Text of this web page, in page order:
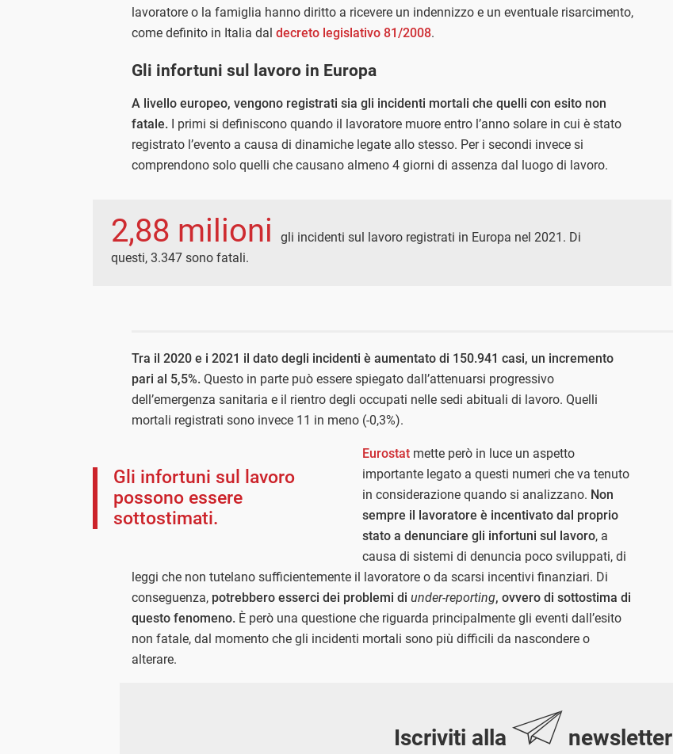
lavoratore o la famiglia hanno diritto a ricevere un indennizzo e un eventuale risarcimento,
come definito in Italia dal decreto legislativo 81/2008.
Gli infortuni sul lavoro in Europa
A livello europeo, vengono registrati sia gli incidenti mortali che quelli con esito non
fatale. I primi si definiscono quando il lavoratore muore entro l’anno solare in cui è stato
registrato l’evento a causa di dinamiche legate allo stesso. Per i secondi invece si
comprendono solo quelli che causano almeno 4 giorni di assenza dal luogo di lavoro.
2,88 milioni
gli incidenti sul lavoro registrati in Europa nel 2021. Di
questi, 3.347 sono fatali.
Tra il 2020 e i 2021 il dato degli incidenti è aumentato di 150.941 casi, un incremento
pari al 5,5%. Questo in parte può essere spiegato dall’attenuarsi progressivo
dell’emergenza sanitaria e il rientro degli occupati nelle sedi abituali di lavoro. Quelli
mortali registrati sono invece 11 in meno (-0,3%).
Gli infortuni sul lavoro
possono essere
sottostimati.
Eurostat mette però in luce un aspetto
importante legato a questi numeri che va tenuto
in considerazione quando si analizzano. Non
sempre il lavoratore è incentivato dal proprio
stato a denunciare gli infortuni sul lavoro, a
causa di sistemi di denuncia poco sviluppati, di
leggi che non tutelano sufficientemente il lavoratore o da scarsi incentivi finanziari. Di
conseguenza, potrebbero esserci dei problemi di under-reporting, ovvero di sottostima di
questo fenomeno. È però una questione che riguarda principalmente gli eventi dall’esito
non fatale, dal momento che gli incidenti mortali sono più difficili da nascondere o
alterare.
Iscriviti alla newsletter